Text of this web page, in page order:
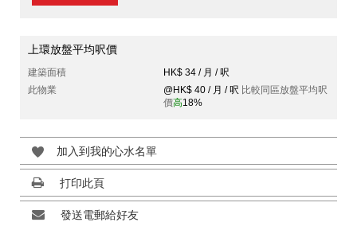
上環放盤平均呎價
建築面積
HK$ 34 / 月 / 呎
此物業
@HK$ 40 / 月 / 呎 比較同區放盤平均呎
價高18%
加入到我的心水名單
打印此頁
發送電郵給好友